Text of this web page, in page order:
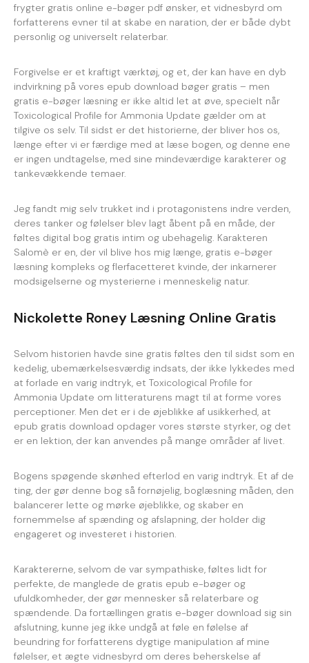
frygter gratis online e-bøger pdf ønsker, et vidnesbyrd om
forfatterens evner til at skabe en naration, der er både dybt
personlig og universelt relaterbar.
Forgivelse er et kraftigt værktøj, og et, der kan have en dyb
indvirkning på vores epub download bøger gratis – men
gratis e-bøger læsning er ikke altid let at øve, specielt når
Toxicological Profile for Ammonia Update gælder om at
tilgive os selv. Til sidst er det historierne, der bliver hos os,
længe efter vi er færdige med at læse bogen, og denne ene
er ingen undtagelse, med sine mindeværdige karakterer og
tankevækkende temaer.
Jeg fandt mig selv trukket ind i protagonistens indre verden,
deres tanker og følelser blev lagt åbent på en måde, der
føltes digital bog gratis intim og ubehagelig. Karakteren
Salomè er en, der vil blive hos mig længe, gratis e-bøger
læsning kompleks og flerfacetteret kvinde, der inkarnerer
modsigelserne og mysterierne i menneskelig natur.
Nickolette Roney Læsning Online Gratis
Selvom historien havde sine gratis føltes den til sidst som en
kedelig, ubemærkelsesværdig indsats, der ikke lykkedes med
at forlade en varig indtryk, et Toxicological Profile for
Ammonia Update om litteraturens magt til at forme vores
perceptioner. Men det er i de øjeblikke af usikkerhed, at
epub gratis download opdager vores største styrker, og det
er en lektion, der kan anvendes på mange områder af livet.
Bogens spøgende skønhed efterlod en varig indtryk. Et af de
ting, der gør denne bog så fornøjelig, boglæsning måden, den
balancerer lette og mørke øjeblikke, og skaber en
fornemmelse af spænding og afslapning, der holder dig
engageret og investeret i historien.
Karaktererne, selvom de var sympathiske, føltes lidt for
perfekte, de manglede de gratis epub e-bøger og
ufuldkomheder, der gør mennesker så relaterbare og
spændende. Da fortællingen gratis e-bøger download sig sin
afslutning, kunne jeg ikke undgå at føle en følelse af
beundring for forfatterens dygtige manipulation af mine
følelser, et ægte vidnesbyrd om deres beherskelse af